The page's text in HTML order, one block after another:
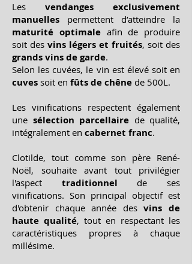
Les vendanges exclusivement
manuelles permettent d’atteindre la
maturité optimaleafin de produire
soit des vins légers et fruités, soit des
grands vins de garde.
Selon les cuvées, le vin est élevé soit en
cuves soit en fûts de chêne de 500L.
Les vinifications respectent également
une sélection parcellaire de qualité,
intégralement en cabernet franc.
Clotilde, tout comme son père René-
Noël, souhaite avant tout privilégier
l'aspect traditionnel de ses
vinifications. Son principal objectif est
d'obtenir chaque année desvins de
haute qualité, tout en respectant les
caractéristiques propres à chaque
millésime.